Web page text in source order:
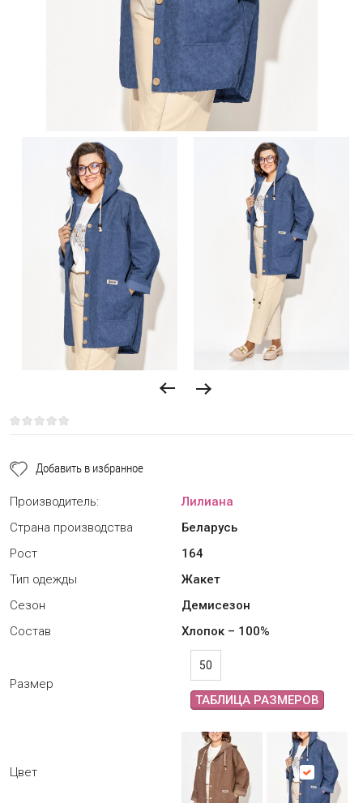
Добавить в избранное
Производитель:
Лилиана
Страна производства
Беларусь
Рост
164
Тип одежды
Жакет
Сезон
Демисезон
Состав
Хлопок – 100%
Размер
50
ТАБЛИЦА РАЗМЕРОВ
Цвет